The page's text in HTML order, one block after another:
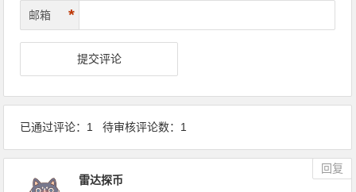
邮箱 *
已通过评论：1 待审核评论数：1
雷达探币
回复